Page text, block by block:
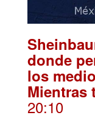
donde
los
Mientras
20:10